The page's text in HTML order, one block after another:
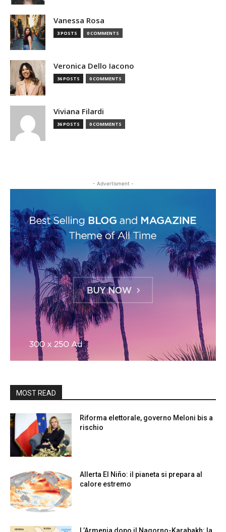
Vanessa Rosa
3 POSTS 0 COMMENTS
Veronica Dello Iacono
36 POSTS 0 COMMENTS
Viviana Filardi
36 POSTS 0 COMMENTS
- Advertisment -
MOST READ
Riforma elettorale, governo Meloni bis a
rischio
Allerta El Niño: il pianeta si prepara al
calore estremo